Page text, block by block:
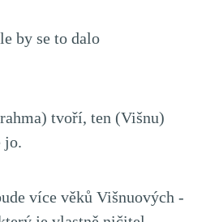
by se to dalo
tvoří, ten (Višnu)
jo.
více věků Višnuových -